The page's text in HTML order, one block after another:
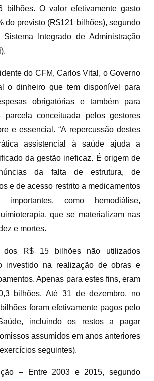
bilhões. O valor efetivamente gasto
do previsto (R$121 bilhões), segundo
Sistema Integrado de Administração
do CFM, Carlos Vital, o Governo
o dinheiro que tem disponível para
obrigatórias e também para
parcela conceituada pelos gestores
e essencial. “A repercussão destes
assistencial à saúde ajuda a
da gestão ineficaz. É origem de
da falta de estrutura, de
e de acesso restrito a medicamentos
importantes, como hemodiálise,
que se materializam nas
e mortes.
dos R$ 15 bilhões não utilizados
investido na realização de obras e
Apenas para estes fins, eram
bilhões. Até 31 de dezembro, no
foram efetivamente pagos pelo
incluindo os restos a pagar
assumidos em anos anteriores
seguintes).
– Entre 2003 e 2015, segundo